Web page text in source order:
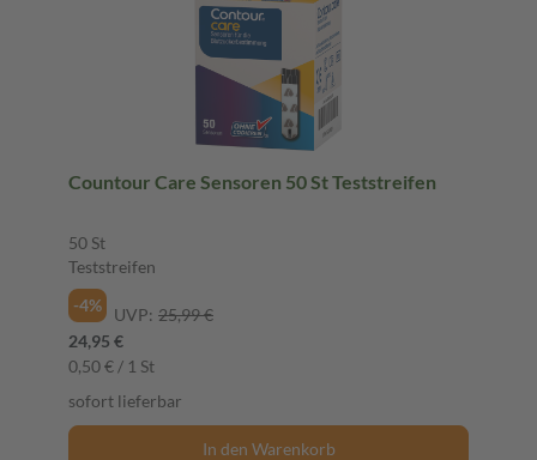
Countour Care Sensoren 50 St Teststreifen
50 St
Teststreifen
-4%
UVP: 25,99 €
24,95 €
0,50 € / 1 St
sofort lieferbar
In den Warenkorb